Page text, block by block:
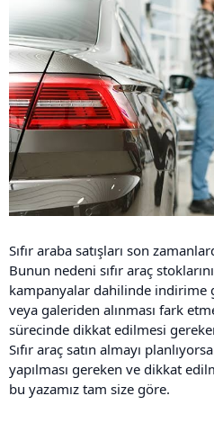
Sıfır araba satışları son
Bunun nedeni sıfır araç
kampanyalar dahilinde indirime
veya galeriden alınması fark
sürecinde dikkat edilmesi
Sıfır araç satın almayı
yapılması gereken ve dikkat
bu yazamız tam size göre.